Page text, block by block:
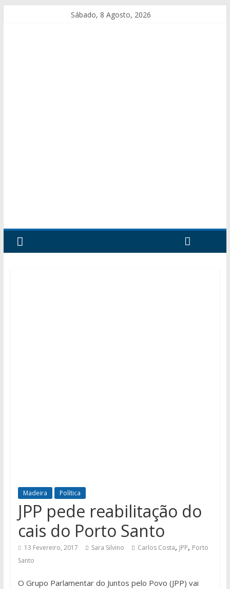
Sábado, 8 Agosto, 2026
Madeira Política
JPP pede reabilitação do
cais do Porto Santo
13 Fevereiro, 2017 Sara Silvino Carlos Costa, JPP, Porto
Santo
O Grupo Parlamentar do Juntos pelo Povo (JPP) vai